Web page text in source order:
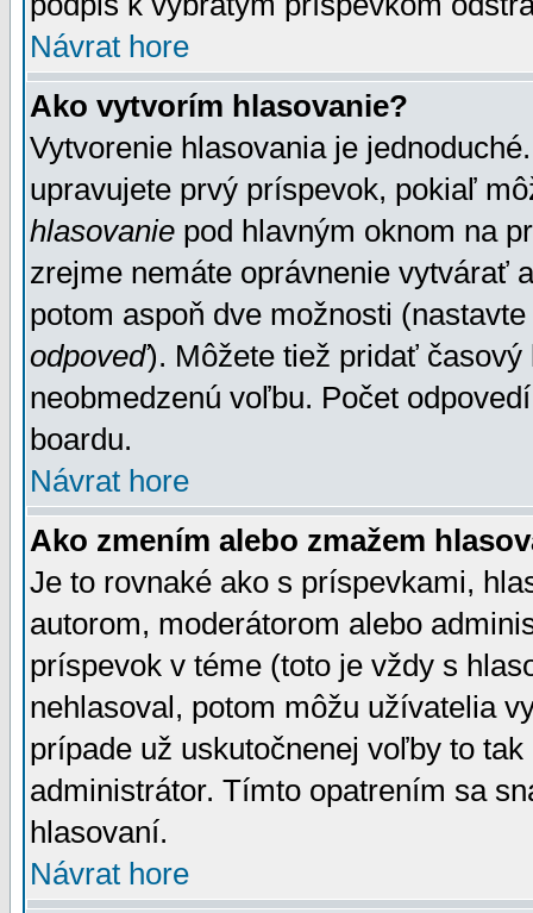
Návrat hore
Ako vytvorím hlasovanie?
Vytvorenie hlasovania je
upravujete prvý príspevok, pokiaľ
hlasovanie pod hlavným oknom na
zrejme nemáte oprávnenie vytvárať
potom aspoň dve možnosti
odpoveď). Môžete tiež pridať
neobmedzenú voľbu. Počet
boardu.
Návrat hore
Ako zmením alebo zmažem
Je to rovnaké ako s príspevkami,
autorom, moderátorom alebo
príspevok v téme (toto je vždy s
nehlasoval, potom môžu užívatelia
prípade už uskutočnenej voľby to
administrátor. Tímto opatrením sa
hlasovaní.
Návrat hore